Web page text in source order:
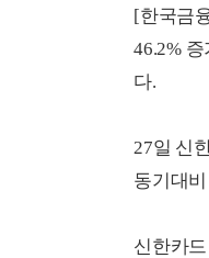
[한국금
46.2%
다.
27일 신
동기대
신한카